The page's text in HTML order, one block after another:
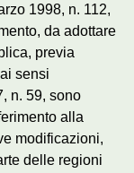
1998, n. 112,
da adottare
previa
sensi
n. 59, sono
alla
modificazioni,
delle regioni